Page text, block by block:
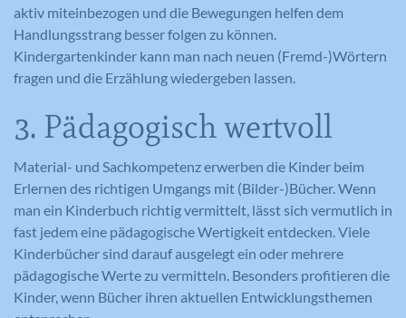
aktiv miteinbezogen und die Bewegungen helfen dem
Handlungsstrang besser folgen zu können.
Kindergartenkinder kann man nach neuen (Fremd-)Wörtern
fragen und die Erzählung wiedergeben lassen.
3. Pädagogisch wertvoll
Material- und Sachkompetenz erwerben die Kinder beim
Erlernen des richtigen Umgangs mit (Bilder-)Bücher. Wenn
man ein Kinderbuch richtig vermittelt, lässt sich vermutlich in
fast jedem eine pädagogische Wertigkeit entdecken. Viele
Kinderbücher sind darauf ausgelegt ein oder mehrere
pädagogische Werte zu vermitteln. Besonders profitieren die
Kinder, wenn Bücher ihren aktuellen Entwicklungsthemen